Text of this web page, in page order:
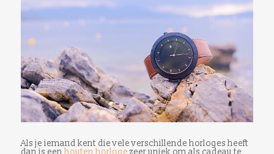
Als je iemand kent die vele verschillende horloges heeft
dan is een houten horlogezeer uniek om als cadeau te